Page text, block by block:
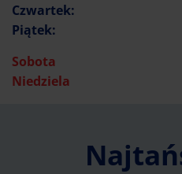
Czwartek:
Piątek:
Sobota
Niedziela